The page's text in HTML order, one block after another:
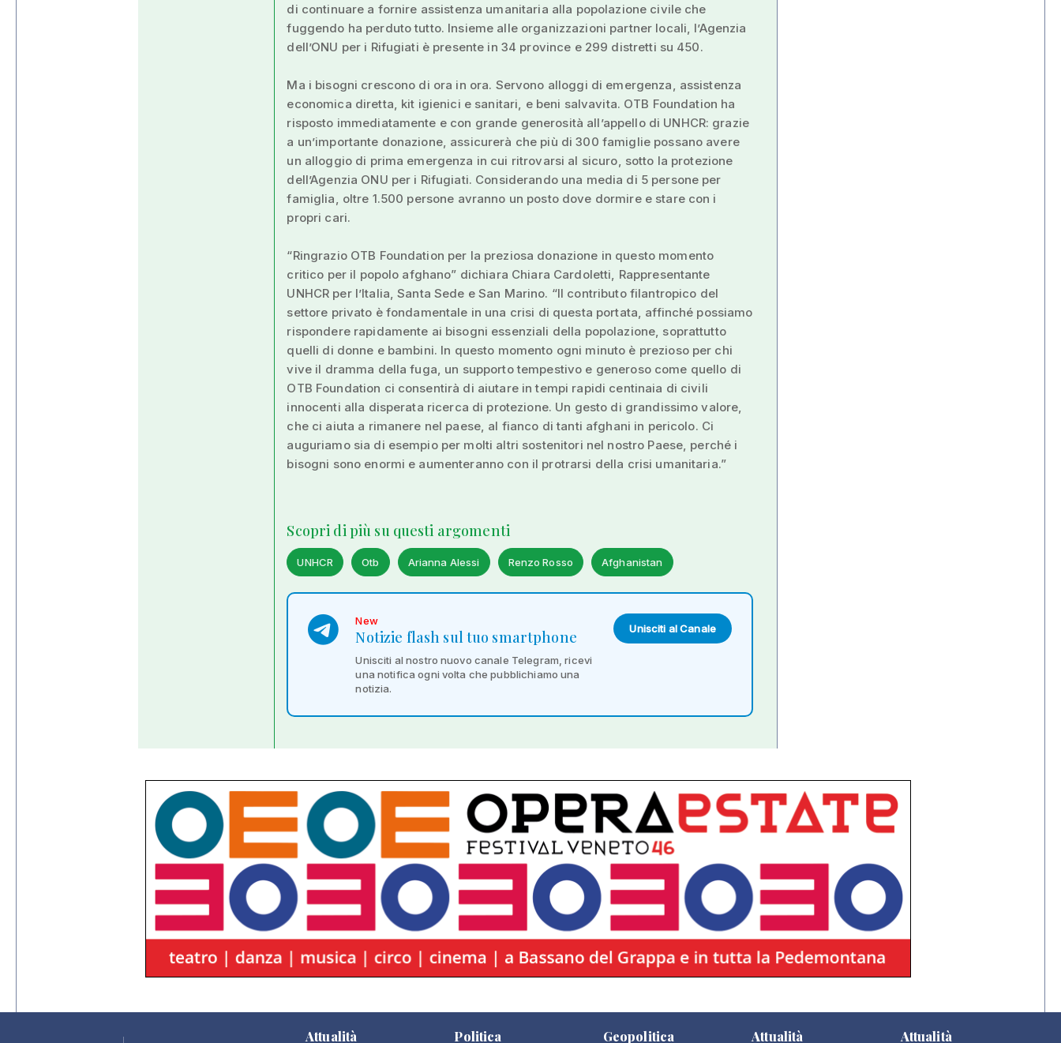
di continuare a fornire assistenza umanitaria alla popolazione civile che
fuggendo ha perduto tutto. Insieme alle organizzazioni partner locali, l’Agenzia
dell’ONU per i Rifugiati è presente in 34 province e 299 distretti su 450.
Ma i bisogni crescono di ora in ora. Servono alloggi di emergenza, assistenza
economica diretta, kit igienici e sanitari, e beni salvavita. OTB Foundation ha
risposto immediatamente e con grande generosità all’appello di UNHCR: grazie
a un’importante donazione, assicurerà che più di 300 famiglie possano avere
un alloggio di prima emergenza in cui ritrovarsi al sicuro, sotto la protezione
dell’Agenzia ONU per i Rifugiati. Considerando una media di 5 persone per
famiglia, oltre 1.500 persone avranno un posto dove dormire e stare con i
propri cari.
“Ringrazio OTB Foundation per la preziosa donazione in questo momento
critico per il popolo afghano” dichiara Chiara Cardoletti, Rappresentante
UNHCR per l’Italia, Santa Sede e San Marino. “Il contributo filantropico del
settore privato è fondamentale in una crisi di questa portata, affinché possiamo
rispondere rapidamente ai bisogni essenziali della popolazione, soprattutto
quelli di donne e bambini. In questo momento ogni minuto è prezioso per chi
vive il dramma della fuga, un supporto tempestivo e generoso come quello di
OTB Foundation ci consentirà di aiutare in tempi rapidi centinaia di civili
innocenti alla disperata ricerca di protezione. Un gesto di grandissimo valore,
che ci aiuta a rimanere nel paese, al fianco di tanti afghani in pericolo. Ci
auguriamo sia di esempio per molti altri sostenitori nel nostro Paese, perché i
bisogni sono enormi e aumenteranno con il protrarsi della crisi umanitaria.”
Scopri di più su questi argomenti
UNHCR Otb Arianna Alessi Renzo Rosso Afghanistan
New
Notizie flash sul tuo smartphone
Unisciti al nostro nuovo canale Telegram, ricevi
una notifica ogni volta che pubblichiamo una
notizia.
Unisciti al Canale
Attualità Politica Geopolitica Attualità Attualità